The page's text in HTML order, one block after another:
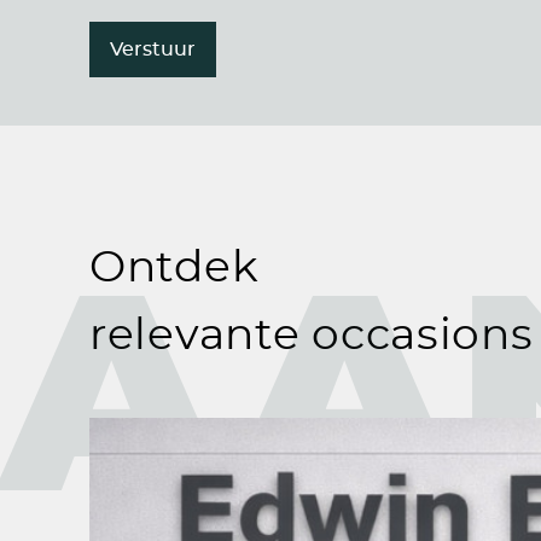
Verstuur
Ontdek
relevante occasions